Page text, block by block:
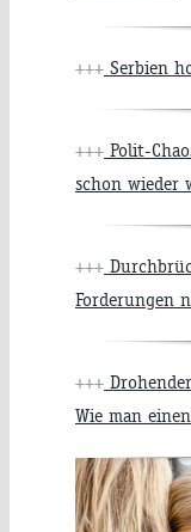
+++ Serbien
+++ Polit-
schon wieder
+++
Forderungen
+++
Wie man